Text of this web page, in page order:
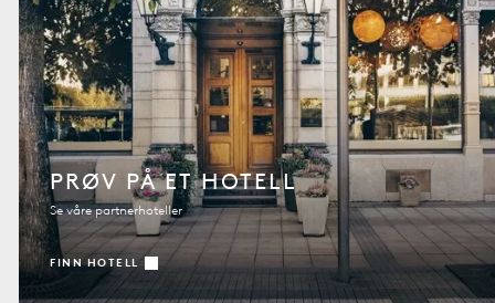
PRØV PÅ ET HOTELL
Se våre partnerhoteller
FINN HOTELL